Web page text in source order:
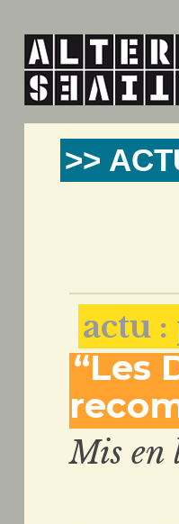
>>
actu :
“Les
Mis en